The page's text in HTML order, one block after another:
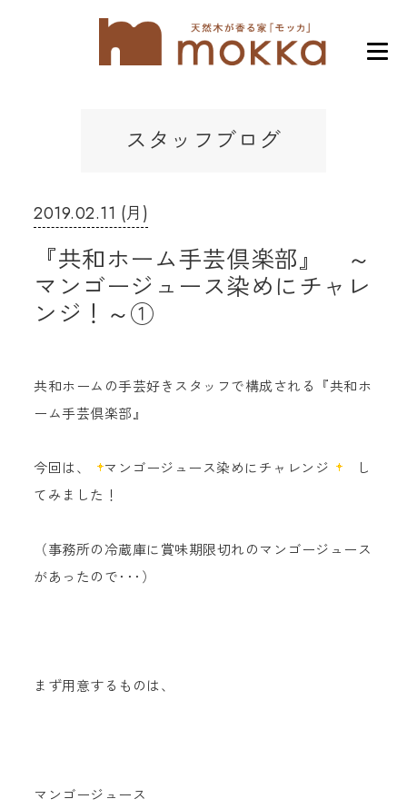
スタッフブログ
2019.02.11 (月)
『共和ホーム手芸倶楽部』 ～
マンゴージュース染めにチャレ
ンジ！～①
共和ホームの手芸好きスタッフで構成される『共和ホ
ーム手芸倶楽部』
今回は、 マンゴージュース染めにチャレンジ
し
てみました！
（事務所の冷蔵庫に賞味期限切れのマンゴージュース
があったので･･･）
まず用意するものは、
マンゴージュース